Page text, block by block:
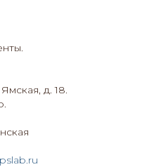
д. 18.